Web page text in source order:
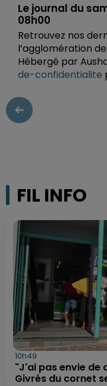
Le journal du
08h00
Retrouvez nos
l’agglomération
Hébergé par
de-confidentialite
FIL INFO
10h49
"J'ai pas envie de
Givrés du cornet